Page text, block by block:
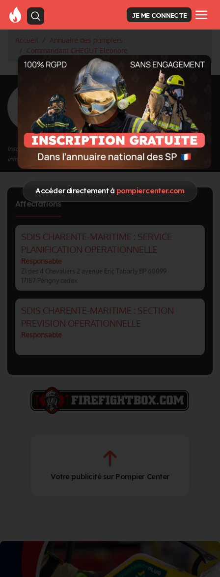
Accéder directement à pompiercenter.com
JE ME CONNECTE
Accueil
Annuaire des pompiers
Commandant CHEGUT Eleonore
<Retour à la liste des pompiers
CHEGUT
Eleonore
Grade : Commandant
Inscrit depuis le 12/09/2020 à 11:46
Informations mises à jour le 12/09/2020 à 12:31
Affectations
SDIS CHARENTE-MARITIME : SERVICE
PLANIFICATION OPERATIONNELLE
Responsable
ZI des 4 Chevaliers 2 avenue Eric Tabarly BP 60099
17187 Périgny cedex
SDIS CHARENTE-MARITIME : SECTION
PREVISION OPERATIONNELLE
Responsable
Votre publicité sur Pompier Center